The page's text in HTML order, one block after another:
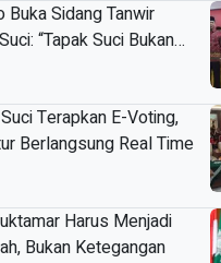
Buka Sidang Tanwir
“Tapak Suci Bukan
Ho dan Dracin”
Terapkan E-Voting,
Berlangsung Real Time
Harus Menjadi
Bukan Ketegangan